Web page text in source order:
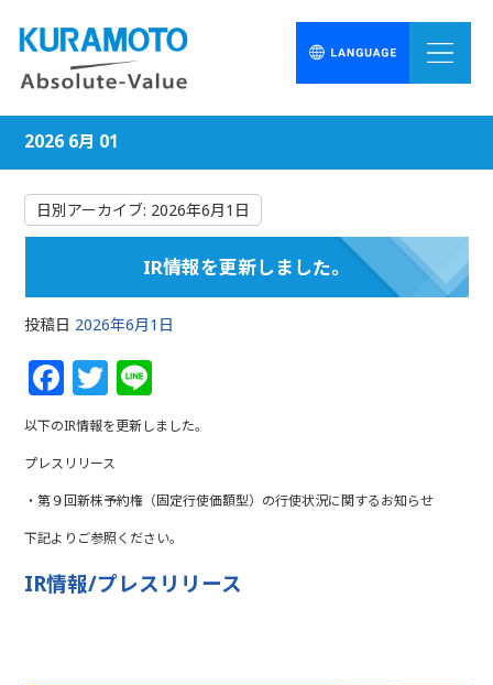
2026 6月 01
日別アーカイブ: 2026年6月1日
IR情報を更新しました。
投稿日 2026年6月1日
F
a
c
e
b
o
o
T
w
itt
e
r
n
e
以下のIR情報を更新しました。
プレスリリース
・第９回新株予約権（固定行使価額型）の行使状況に関するお知らせ
下記よりご参照ください。
IR情報/プレスリリース